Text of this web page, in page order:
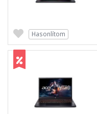
Hasonlítom